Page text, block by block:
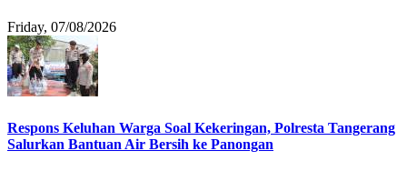
Friday, 07/08/2026
Respons Keluhan Warga Soal Kekeringan, Polresta Tangerang
Salurkan Bantuan Air Bersih ke Panongan